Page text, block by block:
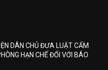
DÂN CHỦ ĐƯA LUẬT CẤM
HẠN CHẾ ĐỐI VỚI BÁO